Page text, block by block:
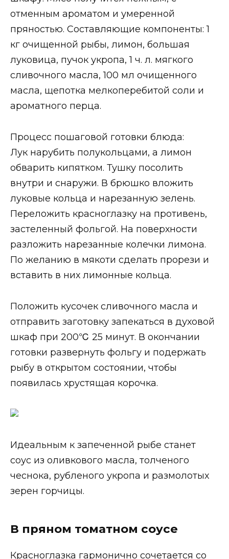
отменным ароматом и умеренной
пряностью. Составляющие компоненты: 1
кг очищенной рыбы, лимон, большая
луковица, пучок укропа, 1 ч. л. мягкого
сливочного масла, 100 мл очищенного
масла, щепотка мелкоперебитой соли и
ароматного перца.
Процесс пошаговой готовки блюда:
Лук нарубить полукольцами, а лимон
обварить кипятком. Тушку посолить
внутри и снаружи. В брюшко вложить
луковые кольца и нарезанную зелень.
Переложить красноглазку на противень,
застеленный фольгой. На поверхности
разложить нарезанные колечки лимона.
По желанию в мякоти сделать прорези и
вставить в них лимонные кольца.
Положить кусочек сливочного масла и
отправить заготовку запекаться в духовой
шкаф при 200℃ 25 минут. В окончании
готовки развернуть фольгу и подержать
рыбу в открытом состоянии, чтобы
появилась хрустящая корочка.
Идеальным к запеченной рыбе станет
соус из оливкового масла, толченого
чеснока, рубленого укропа и размолотых
зерен горчицы.
В пряном томатном соусе
Красноглазка гармонично сочетается со